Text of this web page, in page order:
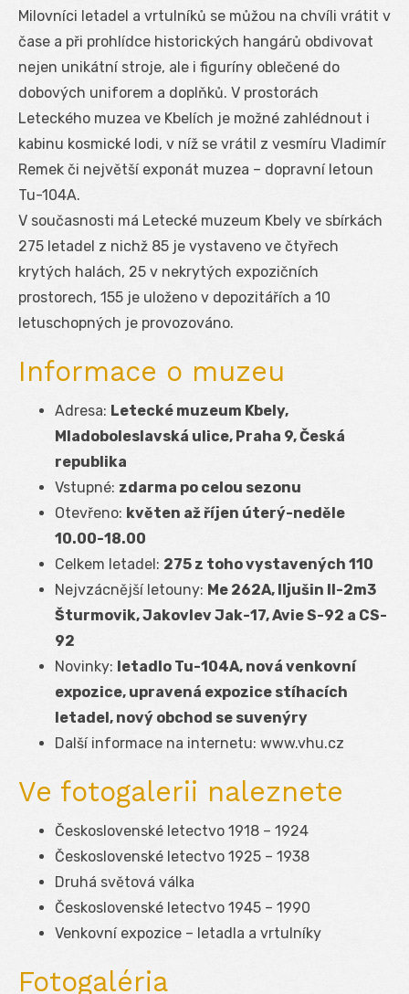
Milovníci letadel a vrtulníků se můžou na chvíli vrátit v
čase a při prohlídce historických hangárů obdivovat
nejen unikátní stroje, ale i figuríny oblečené do
dobových uniforem a doplňků. V prostorách
Leteckého muzea ve Kbelích je možné zahlédnout i
kabinu kosmické lodi, v níž se vrátil z vesmíru Vladimír
Remek či největší exponát muzea – dopravní letoun
Tu-104A.
V současnosti má Letecké muzeum Kbely ve sbírkách
275 letadel z nichž 85 je vystaveno ve čtyřech
krytých halách, 25 v nekrytých expozičních
prostorech, 155 je uloženo v depozitářích a 10
letuschopných je provozováno.
Informace o muzeu
Adresa: Letecké muzeum Kbely,
Mladoboleslavská ulice, Praha 9, Česká
republika
Vstupné: zdarma po celou sezonu
Otevřeno: květen až říjen úterý-neděle
10.00-18.00
Celkem letadel: 275 z toho vystavených 110
Nejvzácnější letouny: Me 262A, Iljušin Il-2m3
Šturmovik, Jakovlev Jak-17, Avie S-92 a CS-
92
Novinky: letadlo Tu-104A, nová venkovní
expozice, upravená expozice stíhacích
letadel, nový obchod se suvenýry
Další informace na internetu: www.vhu.cz
Ve fotogalerii naleznete
Československé letectvo 1918 – 1924
Československé letectvo 1925 – 1938
Druhá světová válka
Československé letectvo 1945 – 1990
Venkovní expozice – letadla a vrtulníky
Fotogaléria